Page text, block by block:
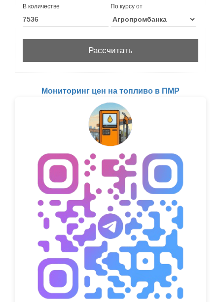
В количестве По курсу от
Мониторинг цен на топливо в ПМР